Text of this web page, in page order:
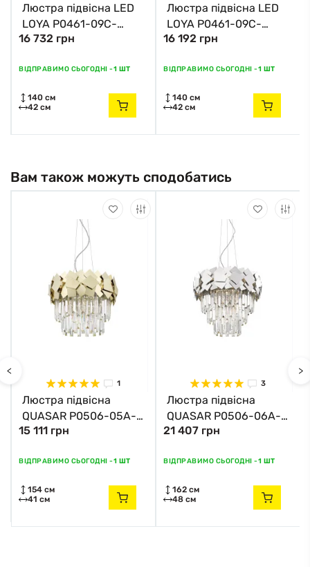
Люстра підвісна LED
LOYA P0461-09C-
B5SC Zuma Line хром
16 732 грн
ВІДПРАВИМО СЬОГОДНІ -1 ШТ
140 см
42 см
Люстра підвісна LED
LOYA P0461-09C-
B5SB Zuma Line хром
16 192 грн
ВІДПРАВИМО СЬОГОДНІ -1 ШТ
140 см
42 см
Вам також можуть сподобатись
<
1
Люстра підвісна
QUASAR P0506-05A-
F4E3 Zuma Line
15 111 грн
ВІДПРАВИМО СЬОГОДНІ -1 ШТ
154 см
41 см
3
Люстра підвісна
QUASAR P0506-06A-
F4AC Zuma Line хром
21 407 грн
ВІДПРАВИМО СЬОГОДНІ -1 ШТ
162 см
48 см
>